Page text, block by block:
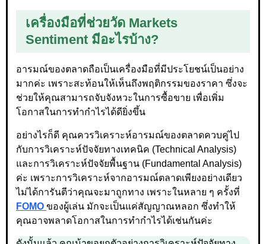
เครื่องมือที่ช่วยวัด Markets
Sentiment มีอะไรบ้าง?
อารมณ์ของตลาดถือเป็นเครื่องมือที่มีประโยชน์เป็นอย่าง
มากค่ะ เพราะสะท้อนให้เห็นถึงพฤติกรรมของราคา ซึ่งจะ
ช่วยให้คุณสามารถจับจังหวะในการซื้อขาย เพื่อเพิ่ม
โอกาสในการทำกำไรได้ดียิ่งขึ้น
อย่างไรก็ดี คุณควรวิเคราะห์อารมณ์ของตลาดควบคู่ไป
กับการวิเคราะห์ปัจจัยทางเทคนิค (Technical Analysis)
และการวิเคราะห์ปัจจัยพื้นฐาน (Fundamental Analysis)
ค่ะ เพราะการวิเคราะห์จากอารมณ์ตลาดเพียงอย่างเดียว
ไม่ได้การันตีว่าคุณจะมาถูกทาง เพราะในหลาย ๆ ครั้งที่
FOMO ของผู้เล่น มักจะเป็นแค่สัญญาณหลอก ซึ่งทำให้
คุณอาจพลาดโอกาสในการทำกำไรได้เช่นกันค่ะ